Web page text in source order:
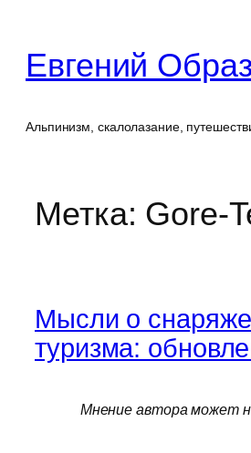
содержимому
Евгений
Альпинизм, скалолазание,
Метка: Gore-
Мысли о
туризма:
Мнение автора может